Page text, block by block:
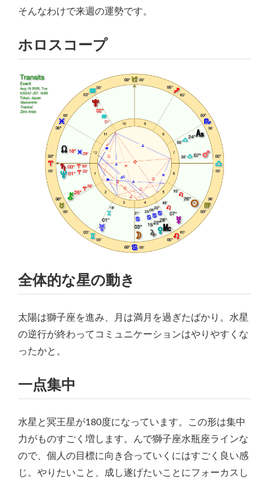
そんなわけで来週の運勢です。
ホロスコープ
全体的な星の動き
太陽は獅子座を進み、月は満月を過ぎたばかり。水星
の逆行が終わってコミュニケーションはやりやすくな
ったかと。
一点集中
水星と冥王星が180度になっています。この形は集中
力がものすごく増します。んで獅子座水瓶座ラインな
ので、個人の目標に向き合っていくにはすごく良い感
じ。やりたいこと、成し遂げたいことにフォーカスし